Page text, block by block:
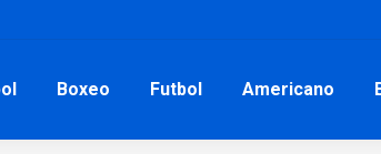
Boxeo Futbol Americano